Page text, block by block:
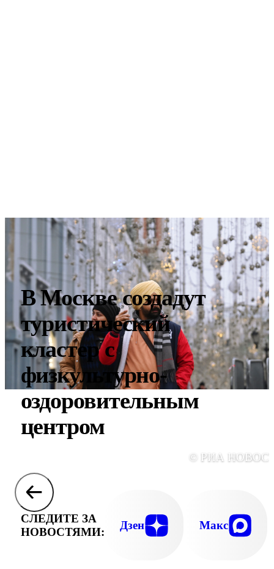
В Москве создадут
туристический
кластер с
физкультурно-
оздоровительным
центром
© РИА
СЛЕДИТЕ ЗА
НОВОСТЯМИ:
Дзен Макс